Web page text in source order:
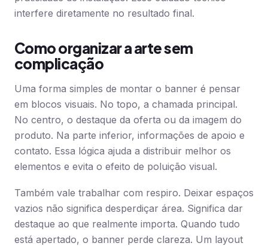
interfere diretamente no resultado final.
Como organizar a arte sem
complicação
Uma forma simples de montar o banner é pensar
em blocos visuais. No topo, a chamada principal.
No centro, o destaque da oferta ou da imagem do
produto. Na parte inferior, informações de apoio e
contato. Essa lógica ajuda a distribuir melhor os
elementos e evita o efeito de poluição visual.
Também vale trabalhar com respiro. Deixar espaços
vazios não significa desperdiçar área. Significa dar
destaque ao que realmente importa. Quando tudo
está apertado, o banner perde clareza. Um layout